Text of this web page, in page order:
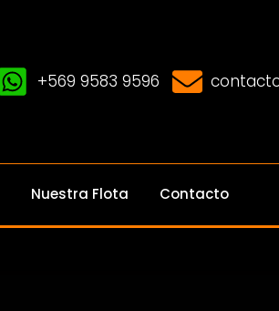
+569 9583 9596
Nuestra Flota Contacto